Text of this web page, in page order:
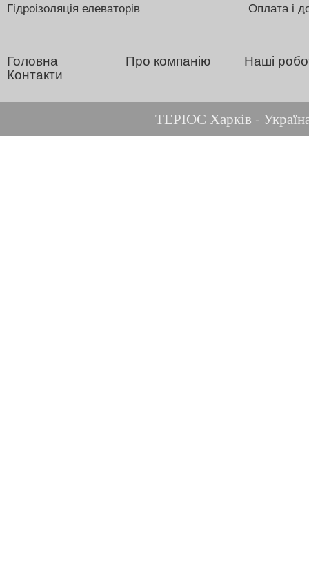
Гідроізоляція елеваторів
Оплата і
Головна Про компанію
Наші
Контакти
ТЕРІОС Харків -